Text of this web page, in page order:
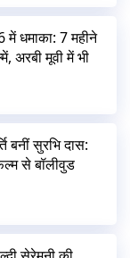
धमाका: 7 महीने
अरबी मूवी में भी
बनीं सुरभि दास:
से बॉलीवुड